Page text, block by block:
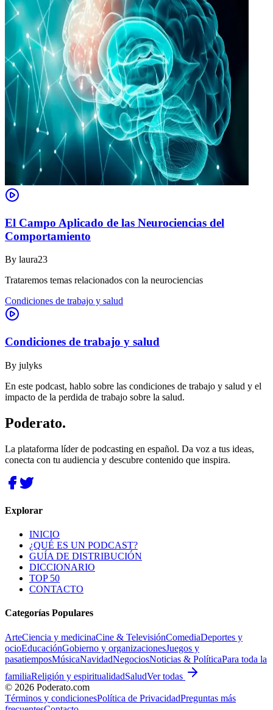
El Campo Aplicado de las Neurociencias del
Comportamiento
By laura23
Trataremos temas relacionados con la neurociencias
Condiciones de trabajo y salud
Condiciones de trabajo y salud
By julyks
En este podcast, hablo sobre las condiciones de trabajo y salud y el
impacto de la perdida de trabajo sobre la salud.
Poderato.
La plataforma líder de podcasting en español. Da voz a tus ideas,
conecta con tu audiencia y descubre contenido que inspira.
Explorar
INICIO
¿QUÉ ES UN PODCAST?
GUÍA DE DISTRIBUCIÓN
DICCIONARIO
TOP 50
CONTACTO
Categorías Populares
ArteCiencia y medicinaCine & TelevisiónComediaDeportes y
ocioEducaciónGobierno y organizacionesJuegos y
pasatiemposMúsicaNavidadNegociosNoticias & PolíticaPara toda la
familiaReligión y espiritualidadSaludVer todas
© 2026 Poderato.com
Términos y condicionesPolítica de PrivacidadPreguntas más